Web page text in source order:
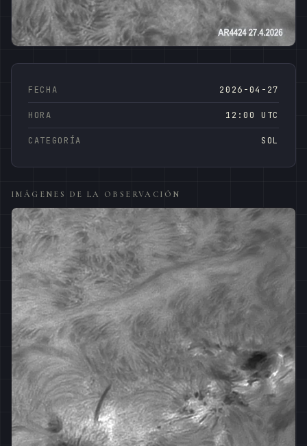
FECHA 2026-04-27
HORA 12:00 UTC
CATEGORÍA SOL
IMÁGENES DE LA OBSERVACIÓN